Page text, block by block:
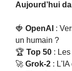
Aujourd’hui
🍓 OpenAI :
un humain ?
🏆 Top 50 :
🚀 Grok-2 :